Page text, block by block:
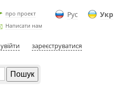
Рус Укр
про проект
Написати нам
увійти зареєструватися